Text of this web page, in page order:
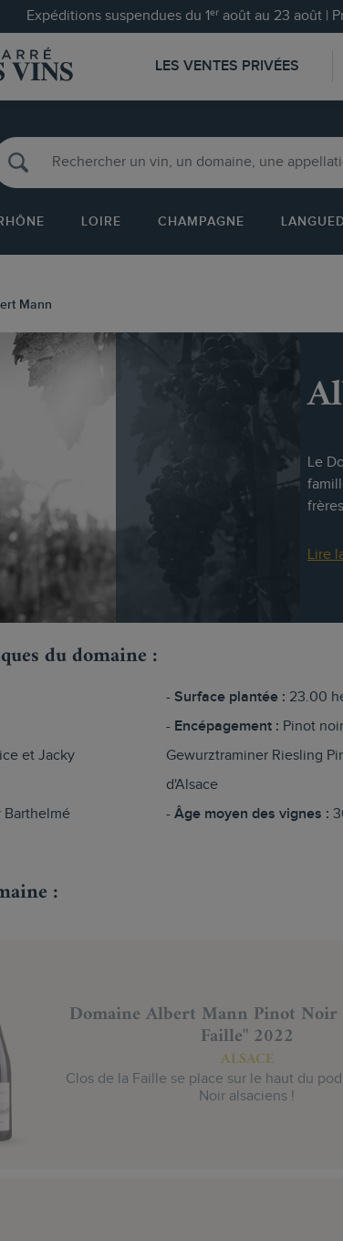
Expéditions suspendues du 1ᵉʳ août au 23 août |
LES VENTES PRIVÉES
LOIRE CHAMPAGNE
Mann
Le
Lire
du domaine :
Barthelmé
Surface plantée : 23.00
Encépagement :
Gewurztraminer Riesling
d'Alsace
Âge moyen des vignes :
:
Domaine Albert Mann Pinot Noir
Faille" 2022
ALSACE
Clos de la Faille se place sur le haut du
Noir alsaciens !